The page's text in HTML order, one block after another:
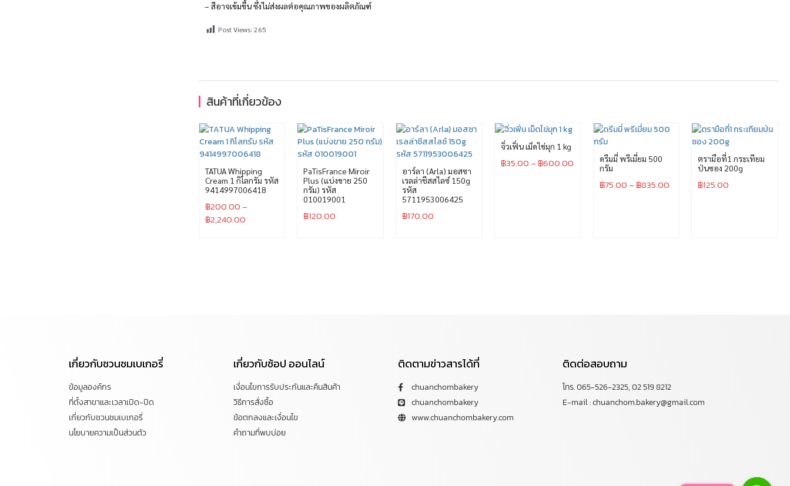
– สีอาจเข้มขึ้น ซึ่งไม่ส่งผลต่อคุณภาพของผลิตภัณฑ์
Post Views: 265
สินค้าที่เกี่ยวข้อง
TATUA Whipping
Cream 1 กิโลกรัม รหัส
9414997006418
฿200.00–
฿2,240.00
PaTisFrance Miroir
Plus (แบ่งขาย 250
กรัม) รหัส
010019001
฿120.00
อาร์ลา (Arla) มอสซา
เรลล่าชีสสไลซ์ 150g
รหัส
5711953006425
฿170.00
จิ่วเฟิ่น เม็ดไข่มุก 1 kg
฿35.00– ฿600.00
ดรีมมี่ พรีเมี่ยม 500
กรัม
฿75.00– ฿835.00
ตรามือที่1 กระเทียม
ป่นซอง 200g
฿125.00
เกี่ยวกับชวนชมเบเกอรี่
ข้อมูลองค์กร
ที่ตั้งสาขาและเวลาเปิด-ปิด
เกี่ยวกับชวนชมเบเกอรี่
นโยบายความเป็นส่วนตัว
เกี่ยวกับช้อป ออนไลน์
เงื่อนไขการรับประกันและคืนสินค้า
วิธีการสั่งซื้อ
ข้อตกลงและเงื่อนไข
คำถามที่พบบ่อย
ติดตามข่าวสารได้ที่
chuanchombakery
chuanchombakery
www.chuanchombakery.com
ติดต่อสอบถาม
โทร. 065-526-2325, 02 519 8212
E-mail : chuanchom.bakery@gmail.com